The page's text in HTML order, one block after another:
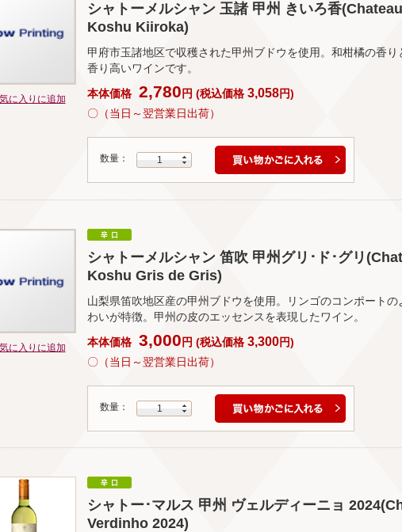
に入りに追加
シャトーメルシャン 玉諸 甲州 きいろ香
Koshu Kiiroka)
甲府市玉諸地区で収穫された甲州ブドウを使用。和柑橘の香り
香り高いワインです。
本体価格 2,780 円 (税込価格 3,058円)
〇（当日～翌営業日出荷）
数量： 1
に入りに追加
シャトーメルシャン 笛吹 甲州グリ･ド･グリ
Koshu Gris de Gris)
山梨県笛吹地区産の甲州ブドウを使用。リンゴのコンポート
わいが特徴。甲州の皮のエッセンスを表現したワイン。
本体価格 3,000円 (税込価格 3,300円)
〇（当日～翌営業日出荷）
数量： 1
シャトー･マルス 甲州 ヴェルディーニョ
Verdinho 2024)